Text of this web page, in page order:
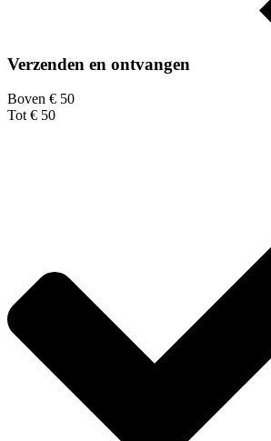
Verzenden en ontvangen
Boven € 50
Tot € 50